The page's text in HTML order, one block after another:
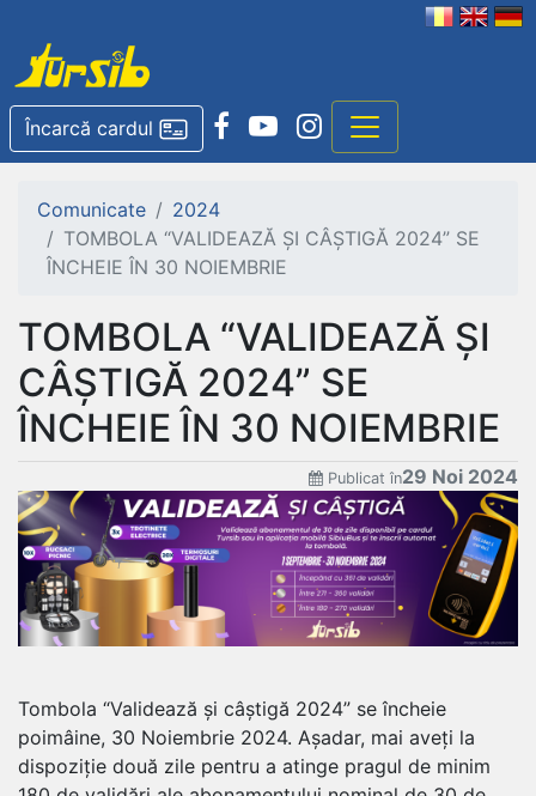
Încarcă cardul
Comunicate
2024
TOMBOLA “VALIDEAZĂ ȘI CÂȘTIGĂ 2024” SE
ÎNCHEIE ÎN 30 NOIEMBRIE
TOMBOLA “VALIDEAZĂ ȘI
CÂȘTIGĂ 2024” SE
ÎNCHEIE ÎN 30 NOIEMBRIE
Publicat în29 Noi 2024
Tombola “Validează și câștigă 2024” se încheie
poimâine, 30 Noiembrie 2024. Așadar, mai aveți la
dispoziție două zile pentru a atinge pragul de minim